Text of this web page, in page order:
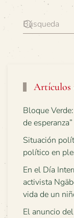
Artículos
Bloque
de esperanza”
Situación
político en
En el Día
activista
vida de un
El anuncio